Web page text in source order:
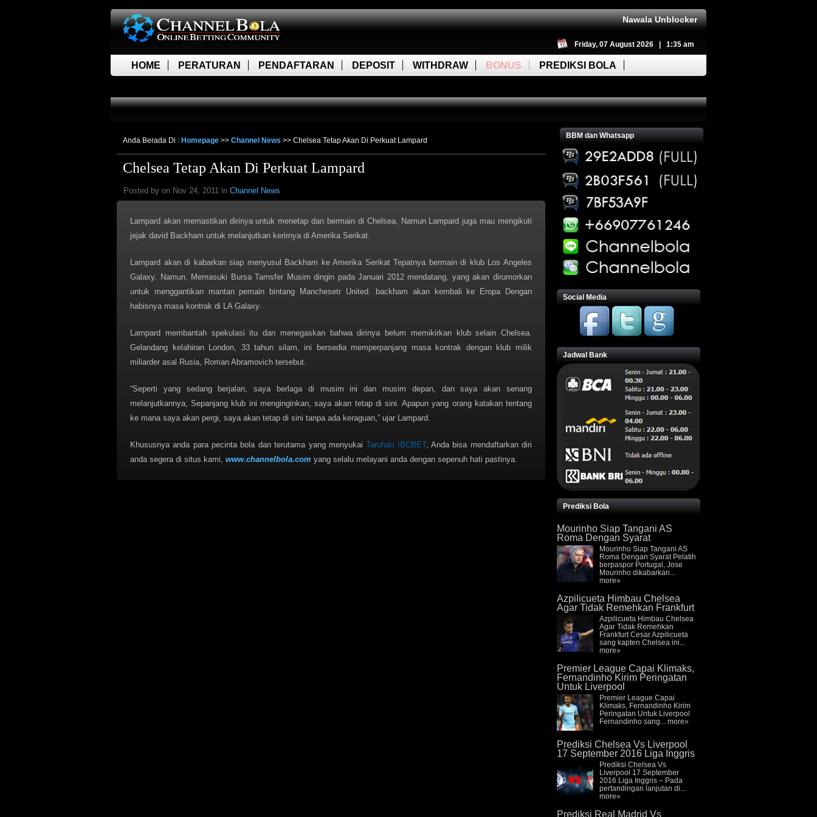
Nawala Unblocker
Friday, 07 August 2026 | 1:35 am
HOME PERATURAN PENDAFTARAN DEPOSIT WITHDRAW BONUS PREDIKSI BOLA
Anda Berada Di : Homepage >> Channel News >> Chelsea Tetap Akan Di Perkuat Lampard
Chelsea Tetap Akan Di Perkuat Lampard
Posted by on Nov 24, 2011 in Channel News
Lampard akan memastikan dirinya untuk menetap dan bermain di Chelsea, Namun Lampard juga mau mengikuti
jejak david Backham untuk melanjutkan kerirnya di Amerika Serikat.
Lampard akan di kabarkan siap menyusul Backham ke Amerika Serikat Tepatnya bermain di klub Los Angeles
Galaxy. Namun, Memasuki Bursa Tarnsfer Musim dingin pada Januari 2012 mendatang, yang akan dirumorkan
untuk menggantikan mantan pemain bintang Manchesetr United. backham akan kembali ke Eropa Dengan
habisnya masa kontrak di LA Galaxy.
Lampard membantah spekulasi itu dan menegaskan bahwa dirinya belum memikirkan klub selain Chelsea.
Gelandang kelahiran London, 33 tahun silam, ini bersedia memperpanjang masa kontrak dengan klub milik
miliarder asal Rusia, Roman Abramovich tersebut.
“Seperti yang sedang berjalan, saya berlaga di musim ini dan musim depan, dan saya akan senang
melanjutkannya, Sepanjang klub ini menginginkan, saya akan tetap di sini. Apapun yang orang katakan tentang
ke mana saya akan pergi, saya akan tetap di sini tanpa ada keraguan,” ujar Lampard.
Khususnya anda para pecinta bola dan terutama yang menyukaiTaruhan IBCBET, Anda bisa mendaftarkan diri
anda segera di situs kami, www.channelbola.com yang selalu melayani anda dengan sepenuh hati pastinya.
BBM dan Whatsapp
Social Media
Jadwal Bank
Prediksi Bola
Mourinho Siap Tangani AS
Roma Dengan Syarat
Mourinho Siap Tangani AS
Roma Dengan Syarat Pelatih
berpaspor Portugal, Jose
Mourinho dikabarkan...
more»
Azpilicueta Himbau Chelsea
Agar Tidak Remehkan Frankfurt
Azpilicueta Himbau Chelsea
Agar Tidak Remehkan
Frankfurt Cesar Azpilicueta
sang kapten Chelsea ini...
more»
Premier League Capai Klimaks,
Fernandinho Kirim Peringatan
Untuk Liverpool
Premier League Capai
Klimaks, Fernandinho Kirim
Peringatan Untuk Liverpool
Fernandinho sang... more»
Prediksi Chelsea Vs Liverpool
17 September 2016 Liga Inggris
Prediksi Chelsea Vs
Liverpool 17 September
2016 Liga Inggris – Pada
pertandingan lanjutan di...
more»
Prediksi Real Madrid Vs